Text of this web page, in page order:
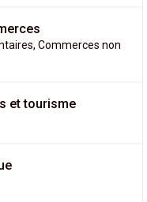
Commerces non
et tourisme